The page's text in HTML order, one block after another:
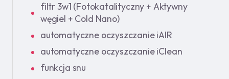
filtr 3w1 (Fotokatalityczny + Aktywny
węgiel + Cold Nano)
automatyczne oczyszczanie iAIR
automatyczne oczyszczanie iClean
funkcja snu